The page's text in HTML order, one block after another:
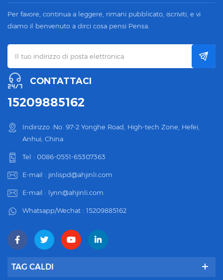
Per favore, continua a leggere, rimani pubblicato, iscriviti, e vi
diamo il benvenuto a dirci cosa pensi Pensa.
CONTATTACI
15209885162
Indirizzo :No. 97-2 Yonghe Road, High-tech Zone, Hefei,
Anhui, China
Tel : 0086-0551-65307363
E-mail : jinlispd@ahjinli.com
E-mail : lynn@ahjinli.com
Whatsapp/Wechat : 15209885162
TAG CALDI